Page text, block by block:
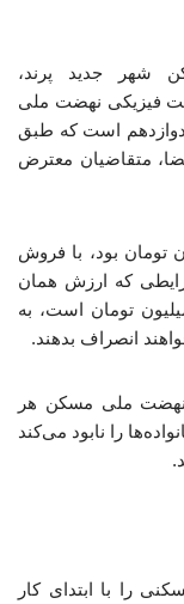
شهر جدید پرند،
فیزیکی نهضت ملی
است که طبق
متقاضیان معترض
تومان بود، با فروش
که ارزش همان
اولیه آن‌ها با نرخ روز طلا حدود ۸۰۰ میلیون تومان است، به
انصراف بدهند.
نهضت ملی مسکن هر
را نابود می‌کند
را با ابتدای کار